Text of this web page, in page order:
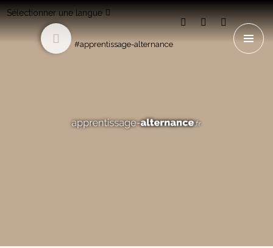
Sélectionner une langue
#apprentissage-alternance